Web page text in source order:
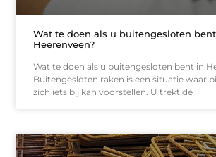
Wat te doen als u buitengesloten
Heerenveen?
Wat te doen als u buitengesloten bent in
Buitengesloten raken is een situatie waar
zich iets bij kan voorstellen. U trekt de